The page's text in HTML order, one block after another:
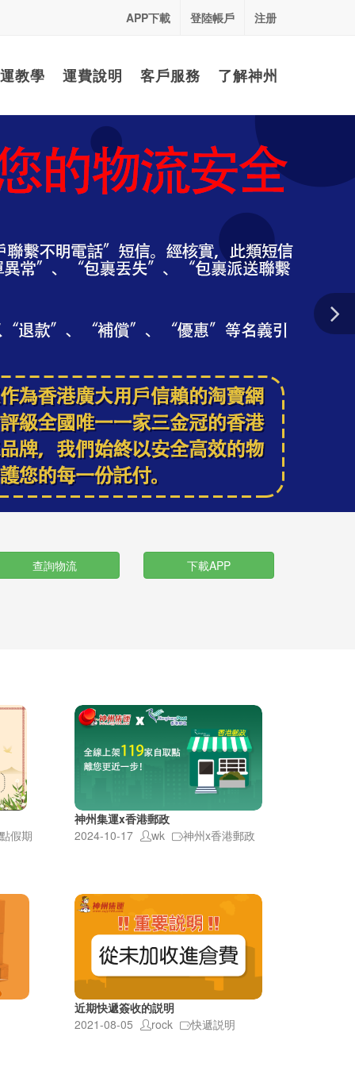
APP下載 登陸帳戶 注册
教學 運費說明 客戶服務 了解神州
查詢物流 下載APP
假期
神州集運x香港郵政
2024-10-17
wk 神州x香港郵政
近期快遞簽收的説明
2021-08-05
rock 快遞説明